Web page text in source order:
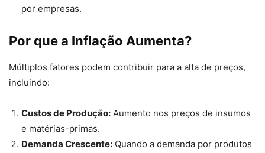
por empresas.
Por que a Inflação Aumenta?
Múltiplos fatores podem contribuir para a alta de preços,
incluindo:
Custos de Produção: Aumento nos preços de insumos
e matérias-primas.
Demanda Crescente: Quando a demanda por produtos